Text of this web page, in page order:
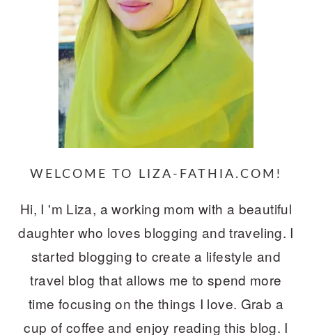
WELCOME TO LIZA-FATHIA.COM!
Hi, I 'm Liza, a working mom with a beautiful
daughter who loves blogging and traveling. I
started blogging to create a lifestyle and
travel blog that allows me to spend more
time focusing on the things I love. Grab a
cup of coffee and enjoy reading this blog. I